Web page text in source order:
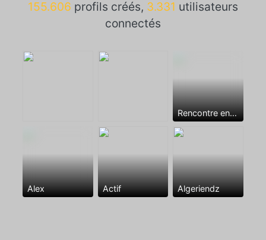
155.606 profils créés, 3.331 utilisateurs
connectés
Rencontre entre mecs
Alex Actif Algeriendz